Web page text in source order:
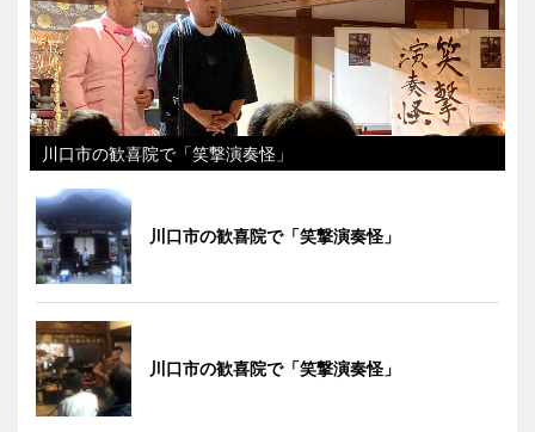
川口市の歓喜院で「笑撃演奏怪」
川口市の歓喜院で「笑撃演奏怪」
川口市の歓喜院で「笑撃演奏怪」